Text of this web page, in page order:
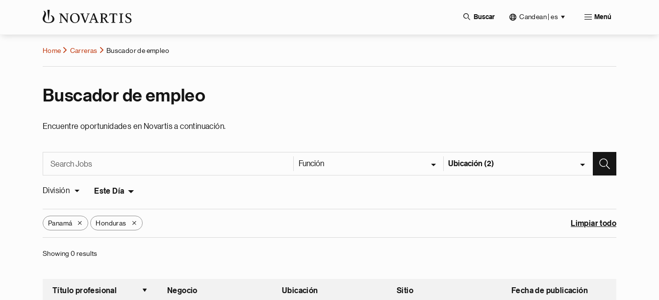
Buscar Candean | es Menú
Home Carreras Buscador de empleo
Buscador de empleo
Encuentre oportunidades en Novartis a continuación.
Función Ubicación (2)
División Este Día
Panamá X Honduras X Limpiar todo
Showing 0 results
Título profesional
Ordenar ascendente
Negocio Ubicación Sitio Fecha de publicación